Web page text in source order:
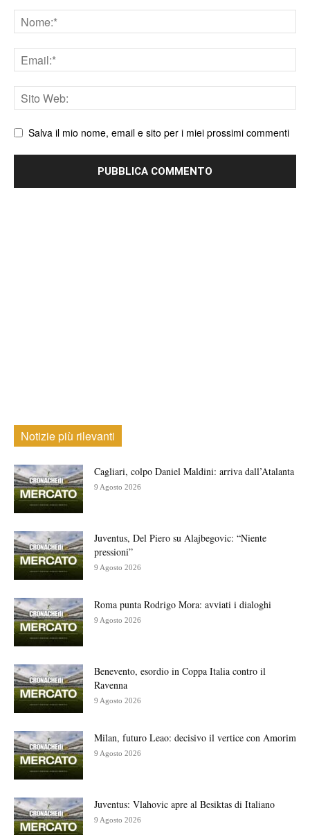
Nome
Email
Sito
web
Salva il mio nome, email e sito per i miei prossimi commenti
Notizie più rilevanti
Cagliari, colpo Daniel Maldini: arriva dall’Atalanta
9 Agosto 2026
Juventus, Del Piero su Alajbegovic: “Niente
pressioni”
9 Agosto 2026
Roma punta Rodrigo Mora: avviati i dialoghi
9 Agosto 2026
Benevento, esordio in Coppa Italia contro il
Ravenna
9 Agosto 2026
Milan, futuro Leao: decisivo il vertice con Amorim
9 Agosto 2026
Juventus: Vlahovic apre al Besiktas di Italiano
9 Agosto 2026